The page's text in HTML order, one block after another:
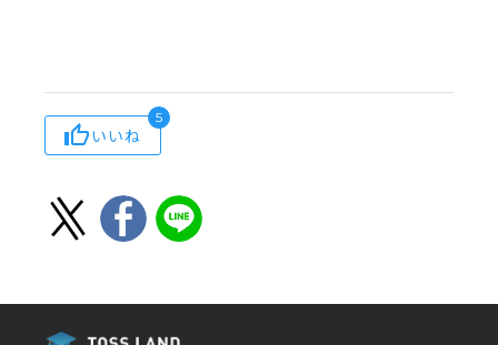
いいね
5